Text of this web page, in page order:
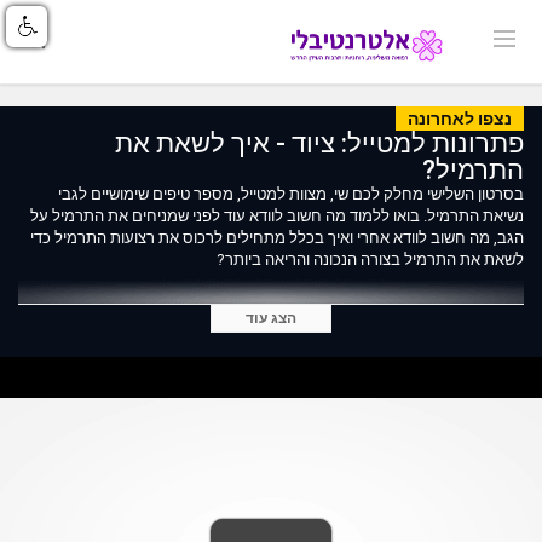
נצפו לאחרונה
פתרונות למטייל: ציוד - איך לשאת את
התרמיל?
בסרטון השלישי מחלק לכם שי, מצוות למטייל, מספר טיפים שימושיים לגבי
נשיאת התרמיל. בואו ללמוד מה חשוב לוודא עוד לפני שמניחים את התרמיל על
הגב, מה חשוב לוודא אחרי ואיך בכלל מתחילים לרכוס את רצועות התרמיל כדי
לשאת את התרמיל בצורה הנכונה והריאה ביותר?
מחפשים ציוד, יעוץ או חוות דעת? בואו לאחד מסניפי רשת למטייל והתייעצו עם
הצג עוד